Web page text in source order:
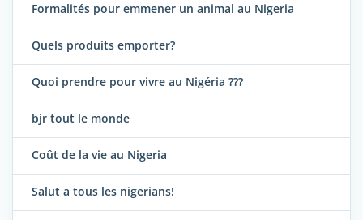
Formalités pour emmener un animal au Nigeria
Quels produits emporter?
Quoi prendre pour vivre au Nigéria ???
bjr tout le monde
Coût de la vie au Nigeria
Salut a tous les nigerians!